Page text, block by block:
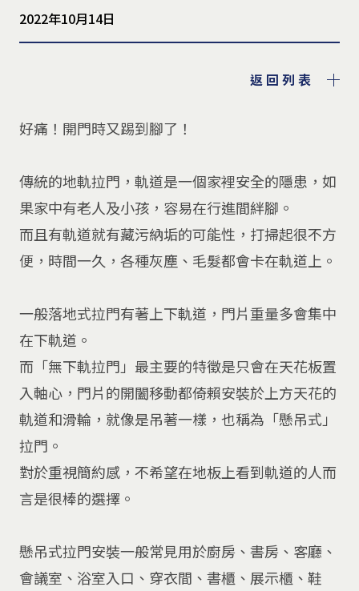
2022年10月14日
返回列表
好痛！開門時又踢到腳了！
傳統的地軌拉門，軌道是一個家裡安全的隱患，如
果家中有老人及小孩，容易在行進間絆腳。
而且有軌道就有藏污納垢的可能性，打掃起很不方
便，時間一久，各種灰塵、毛髮都會卡在軌道上。
一般落地式拉門有著上下軌道，門片重量多會集中
在下軌道。
而「無下軌拉門」最主要的特徵是只會在天花板置
入軸心，門片的開闔移動都倚賴安裝於上方天花的
軌道和滑輪，就像是吊著一樣，也稱為「懸吊式」
拉門。
對於重視簡約感，不希望在地板上看到軌道的人而
言是很棒的選擇。
懸吊式拉門安裝一般常見用於廚房、書房、客廳、
會議室、浴室入口、穿衣間、書櫃、展示櫃、鞋